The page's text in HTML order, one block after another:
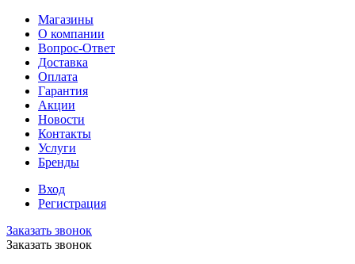
Магазины
О компании
Вопрос-Ответ
Доставка
Оплата
Гарантия
Акции
Новости
Контакты
Услуги
Бренды
Вход
Регистрация
Заказать звонок
Заказать звонок